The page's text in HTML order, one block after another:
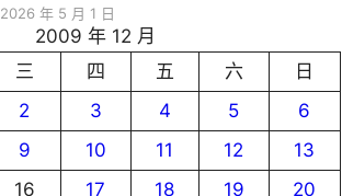
2026 年 5 月 1 日
2009 年 12 月
三 四 五 六
日
2 3 4 5
6
9 10 11 12
13
16 17 18 19
20